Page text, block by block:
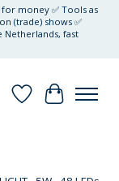
money ✅ Tools as
(trade) shows ✅
Netherlands, fast
Wunschzettel
Ihr